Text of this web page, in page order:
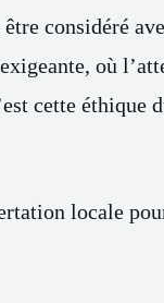
considéré
où
cette éthique
locale